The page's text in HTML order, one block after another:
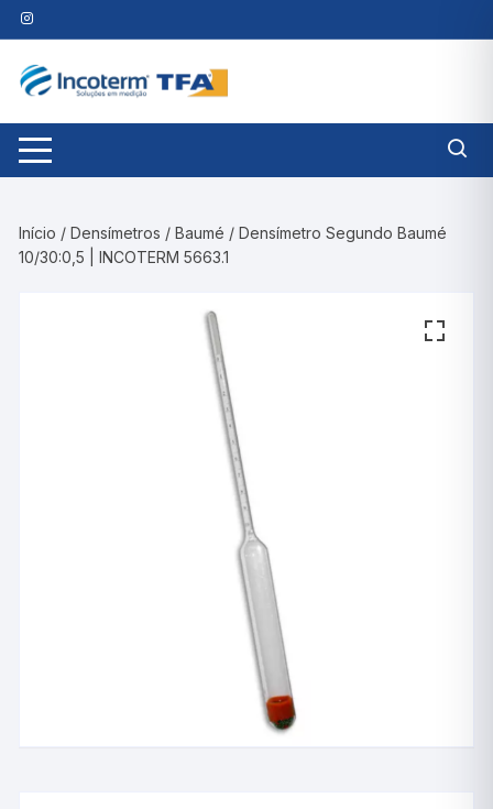
Pular
para
conteúdo
Início /Densímetros /Baumé / Densímetro Segundo Baumé
10/30:0,5 | INCOTERM 5663.1